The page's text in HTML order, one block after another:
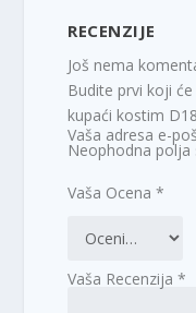
RECENZIJE
Još nema
Budite prvi koji
kupaći kostim
Vaša adresa e-
Neophodna
Vaša Ocena*
Vaša Recenzija*